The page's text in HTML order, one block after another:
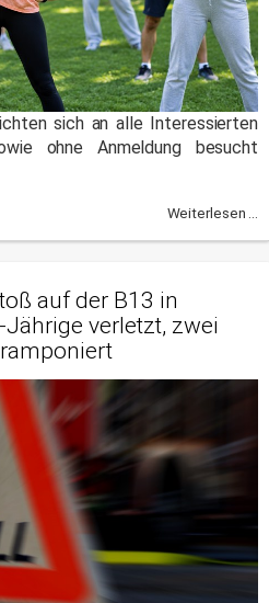
sich an alle Interessierten
ohne Anmeldung besucht
Weiterlesen ...
auf der B13 in
verletzt, zwei